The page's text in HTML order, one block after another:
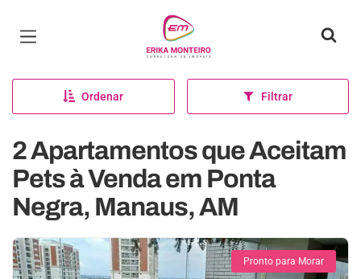
Página inicial
Ordenar Filtrar
2 Apartamentos que Aceitam
Pets à Venda em Ponta
Negra, Manaus, AM
Pronto para Morar